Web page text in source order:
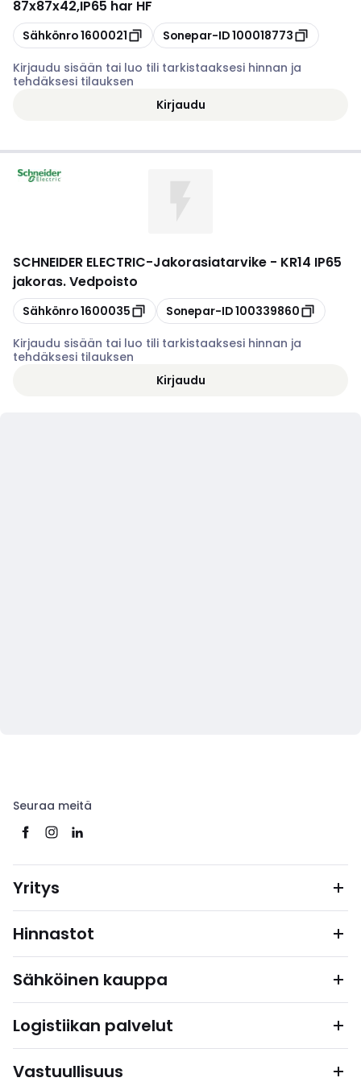
87x87x42,IP65 har HF
Kopioi
Sähkönro1600021 Kopioi
Sonepar-ID100018773
Kirjaudu sisään tai luo tili tarkistaaksesi hinnan ja
tehdäksesi tilauksen
Kirjaudu
SCHNEIDER ELECTRIC-Jakorasiatarvike - KR14 IP65
jakoras. Vedpoisto
Kopioi
Sähkönro1600035 Kopioi
Sonepar-ID100339860
Kirjaudu sisään tai luo tili tarkistaaksesi hinnan ja
tehdäksesi tilauksen
Kirjaudu
Seuraa meitä
Yritys
Hinnastot
Sähköinen kauppa
Logistiikan palvelut
Vastuullisuus